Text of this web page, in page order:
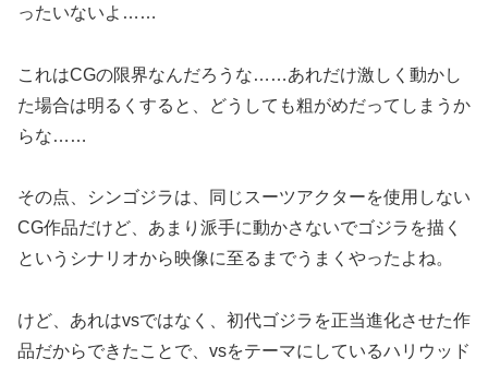
ったいないよ……
これはCGの限界なんだろうな……あれだけ激しく動かし
た場合は明るくすると、どうしても粗がめだってしまうか
らな……
その点、シンゴジラは、同じスーツアクターを使用しない
CG作品だけど、あまり派手に動かさないでゴジラを描く
というシナリオから映像に至るまでうまくやったよね。
けど、あれはvsではなく、初代ゴジラを正当進化させた作
品だからできたことで、vsをテーマにしているハリウッド